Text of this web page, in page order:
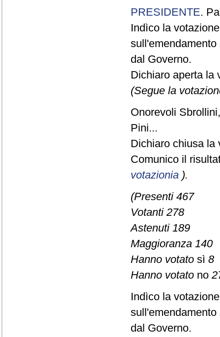
PRESIDENTE.
Indìco la
dal Governo.
Dichiaro aperta la
(Segue la
Onorevoli
Pini...
Dichiaro chiusa la
Comunico il
votazionia ).
(Presenti 467
Votanti 278
Astenuti 189
Maggioranza 140
Hanno votato sì 8
Hanno votato no
Indìco la
dal Governo.